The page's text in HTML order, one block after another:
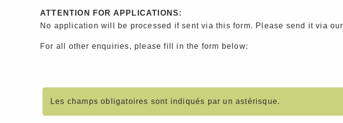
ATTENTION FOR APPLICATIONS:
No application will be processed if sent via this form. Please send it via our
For all other enquiries, please fill in the form below:
Les champs obligatoires sont indiqués par un astérisque.